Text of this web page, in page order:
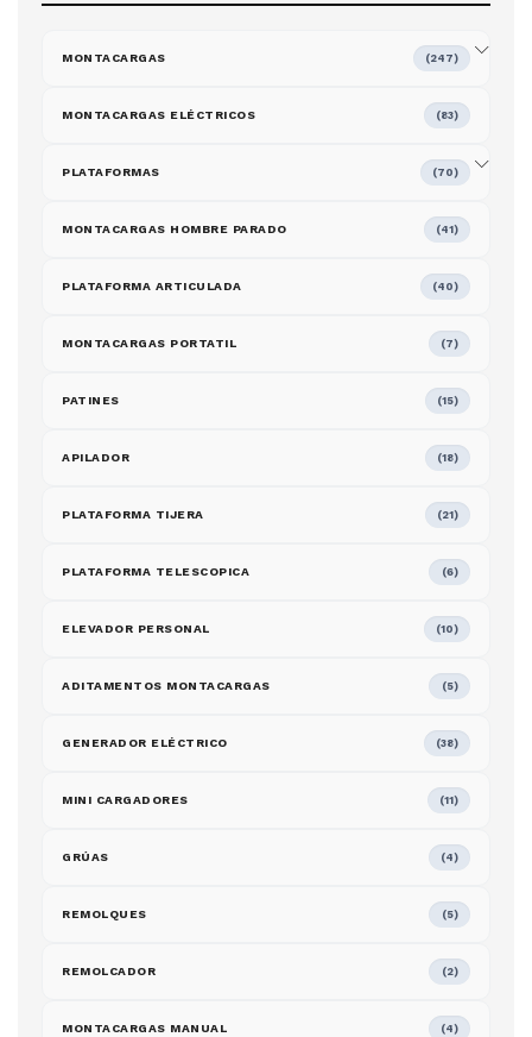
MONTACARGAS (247)
MONTACARGAS ELÉCTRICOS (83)
PLATAFORMAS (70)
MONTACARGAS HOMBRE PARADO (41)
PLATAFORMA ARTICULADA (40)
MONTACARGAS PORTATIL (7)
PATINES (15)
APILADOR (18)
PLATAFORMA TIJERA (21)
PLATAFORMA TELESCOPICA (6)
ELEVADOR PERSONAL (10)
ADITAMENTOS MONTACARGAS (5)
GENERADOR ELÉCTRICO (38)
MINI CARGADORES (11)
GRÚAS (4)
REMOLQUES (5)
REMOLCADOR (2)
MONTACARGAS MANUAL (4)